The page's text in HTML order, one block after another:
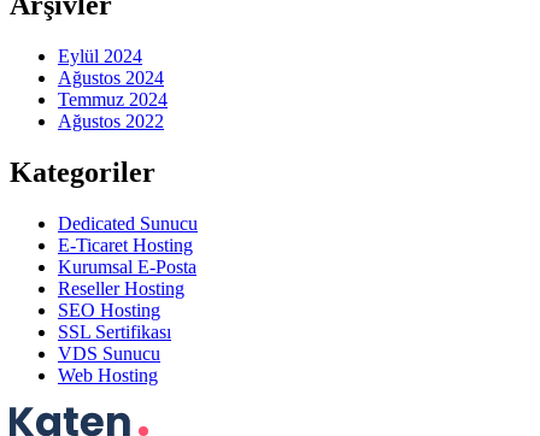
Eylül 2024
Ağustos 2024
Temmuz 2024
Ağustos 2022
Kategoriler
Dedicated Sunucu
E-Ticaret Hosting
Kurumsal E-Posta
Reseller Hosting
SEO Hosting
SSL Sertifikası
VDS Sunucu
Web Hosting